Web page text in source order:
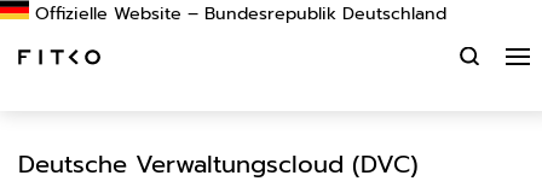
Suchen
Deutsche Verwaltungscloud (DVC)